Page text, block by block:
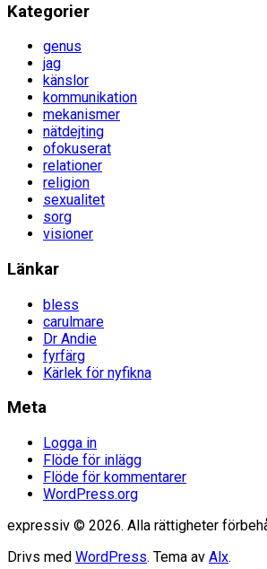
Kategorier
genus
jag
känslor
kommunikation
mekanismer
nätdejting
ofokuserat
relationer
religion
sexualitet
sorg
visioner
Länkar
bless
carulmare
Dr Andie
fyrfärg
Kärlek för nyfikna
Meta
Logga in
Flöde för inlägg
Flöde för kommentarer
WordPress.org
expressiv © 2026. Alla rättigheter
Drivs med WordPress. Tema av Alx.